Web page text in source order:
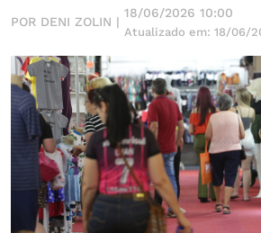
POR DENI ZOLIN |
18/06/2026 10:00
Atualizado em: 18/06/